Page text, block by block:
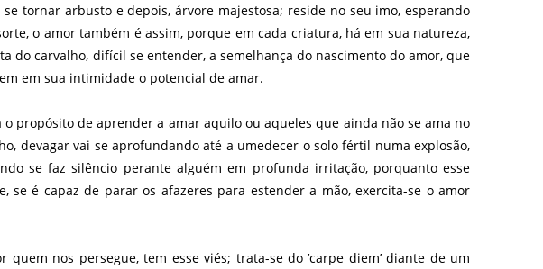
tornar arbusto e depois, árvore majestosa; reside no seu imo, esperando
o amor também é assim, porque em cada criatura, há em sua natureza,
do carvalho, difícil se entender, a semelhança do nascimento do amor, que
em sua intimidade o potencial de amar.
propósito de aprender a amar aquilo ou aqueles que ainda não se ama no
devagar vai se aprofundando até a umedecer o solo fértil numa explosão,
se faz silêncio perante alguém em profunda irritação, porquanto esse
é capaz de parar os afazeres para estender a mão, exercita-se o amor
nos persegue, tem esse viés; trata-se do ’carpe diem’ diante de um